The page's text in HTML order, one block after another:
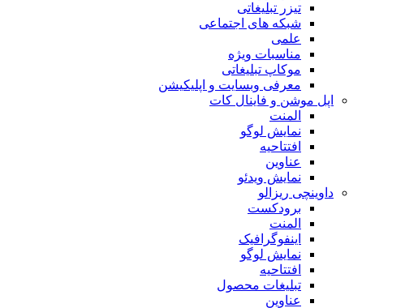
تیزر تبلیغاتی
شبکه های اجتماعی
علمی
مناسبات ویژه
موکاپ تبلیغاتی
معرفی وبسایت و اپلیکیشن
اپل موشن و فاینال کات
المنت
نمایش لوگو
افتتاحیه
عناوین
نمایش ویدئو
داوینچی ریزالو
برودکست
المنت
اینفوگرافیک
نمایش لوگو
افتتاحیه
تبلیغات محصول
عناوین